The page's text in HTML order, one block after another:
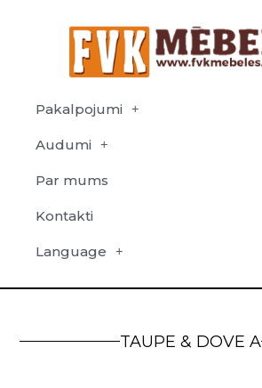
Pakalpojumi
Audumi
Par mums
Kontakti
Language
TAUPE & DOVE A